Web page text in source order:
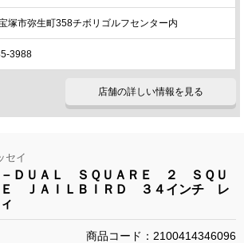
塚市弥生町358チボリゴルフセンター内
3988
店舗の詳しい情報を見る
セイ
－ＤＵＡＬ ＳＱＵＡＲＥ ２ ＳＱＵ
Ｅ ＪＡＩＬＢＩＲＤ ３４インチ レ
商品コード：2100414346096